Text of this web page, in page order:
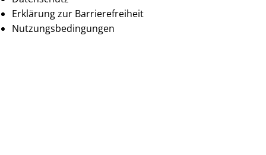
Erklärung zur Barrierefreiheit
Nutzungsbedingungen